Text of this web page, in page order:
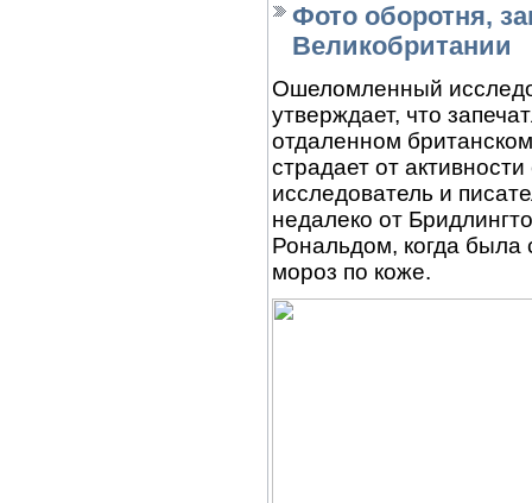
Фото оборотня,
Великобритании
Ошеломленный
утверждает, что
отдаленном
страдает от
исследователь и
недалеко от
Рональдом, когда была
мороз по коже.